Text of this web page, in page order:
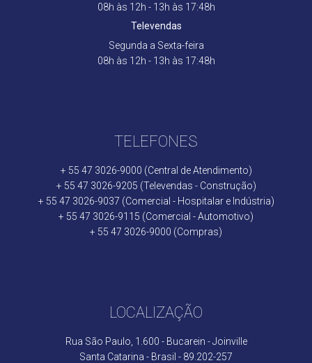
08h às 12h - 13h às 17:48h
Televendas
Segunda a Sexta-feira
08h às 12h - 13h às 17:48h
TELEFONES
+ 55 47 3026-9000 (Central de Atendimento)
+ 55 47 3026-9205 (Televendas - Construção)
+ 55 47 3026-9037 (Comercial - Hospitalar e Indústria)
+ 55 47 3026-9115 (Comercial - Automotivo)
+ 55 47 3026-9000 (Compras)
LOCALIZAÇÃO
Rua São Paulo, 1.600 - Bucarein - Joinville
Santa Catarina - Brasil - 89.202-257